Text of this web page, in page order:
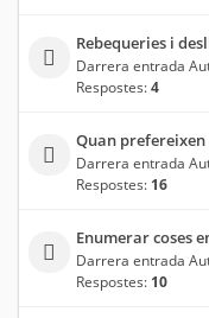
Rebequeries i
Darrera entrada
Respostes:4
Quan prefereixen
Darrera entrada
Respostes: 16
Enumerar coses
Darrera entrada
Respostes: 10